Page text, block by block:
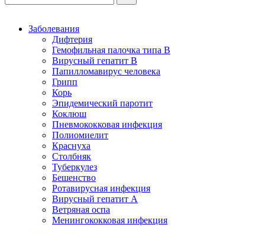
Заболевания
Дифтерия
Гемофильная палочка типа B
Вирусный гепатит В
Папилломавирус человека
Грипп
Корь
Эпидемический паротит
Коклюш
Пневмококковая инфекция
Полиомиелит
Краснуха
Столбняк
Туберкулез
Бешенство
Ротавирусная инфекция
Вирусный гепатит А
Ветряная оспа
Менингококковая инфекция